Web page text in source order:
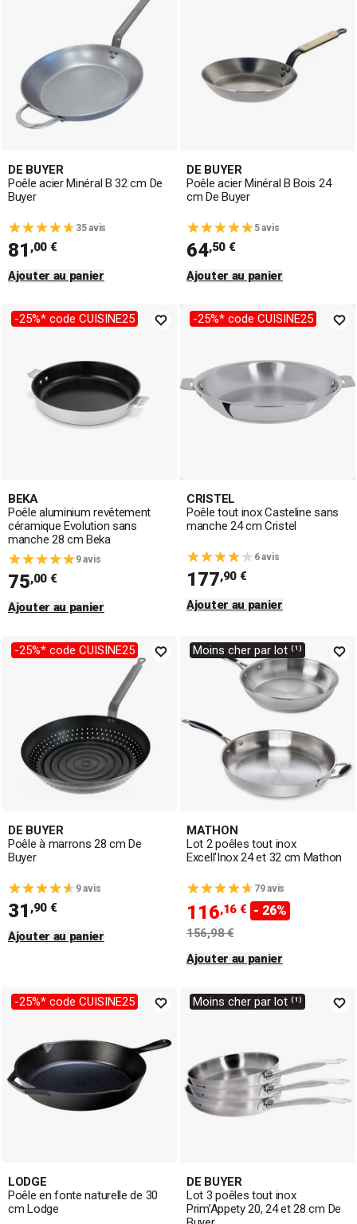
DE BUYER
Poêle acier Minéral B 32 cm De
Buyer
35 avis
81 ,00 €
Ajouter au panier
DE BUYER
Poêle acier Minéral B Bois 24
cm De Buyer
5 avis
64,50 €
Ajouter au panier
-25%* code CUISINE25
BEKA
Poêle aluminium revêtement
céramique Evolution sans
manche 28 cm Beka
9 avis
75,00 €
Ajouter au panier
-25%* code CUISINE25
CRISTEL
Poêle tout inox Casteline sans
manche 24 cm Cristel
6 avis
177,90 €
Ajouter au panier
-25%* code CUISINE25
DE BUYER
Poêle à marrons 28 cm De
Buyer
9 avis
31 ,90 €
Ajouter au panier
Moins cher par lot ⁽¹⁾
MATHON
Lot 2 poêles tout inox
Excell'Inox 24 et 32 cm Mathon
79 avis
116,16 € - 26%
156,98 €
Ajouter au panier
-25%* code CUISINE25
LODGE
Poêle en fonte naturelle de 30
cm Lodge
Moins cher par lot ⁽¹⁾
DE BUYER
Lot 3 poêles tout inox
Prim’Appety 20, 24 et 28 cm De